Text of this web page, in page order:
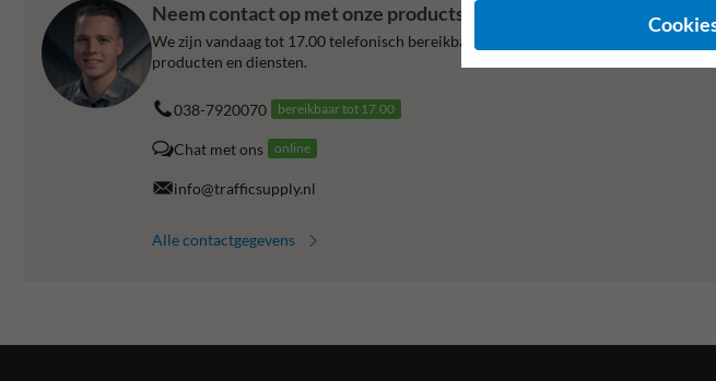
Neem contact op met onze productspecialist Igor!
We zijn vandaag tot 17.00 telefonisch bereikbaar voor al je vragen over onze
producten en diensten.
038-7920070 bereikbaar tot 17.00
Chat met ons online
info@trafficsupply.nl
Alle contactgegevens